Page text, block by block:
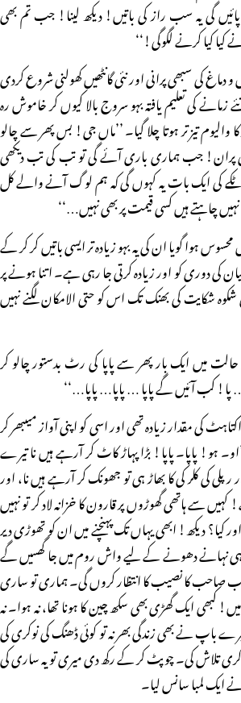
گی یہ سب راز کی باتیں! دیکھ لینا! جب تم بھی
کیا کیا کرنے لگوگی!‘‘
کی سبھی پرانی اور نئی گانٹھیں کھولنی شروع کردی
زمانے کی تعلیم یافتہ بہو سروج بالا کیوں کر خاموش رہ
والیوم تیز تر ہوتا چلا گیا۔ ’’ماں جی! بس پھر سے چالو
پران! جب ہماری باری آئے گی تو تب کی تب دیکھی
کی ایک بات یہ کہوں گی کہ ہم لوگ آنے والے کل
چاہتے ہیں کسی قیمت پر بھی نہیں…‘‘
ہوا گویا ان کی یہ بہو زیادہ تر ایسی باتیں کر کر کے
کی دوری کو اور زیادہ کرتی جا رہی ہے۔ اتنا ہونے پر
شکایت کی بھنک تک اس کو حتی الامکان لگنے نہیں
میں ایک بار پھر سے پاپا کی رٹ بدستور چالو کر
کب آئیں گے پاپا … پاپا… پاپا…‘‘
کی مقدار زیادہ تھی اور اسی کو اپنی آواز میںبھر کر
ہو! پاپا۔ پاپا! بڑا پہاڑ کاٹ کر آرہے ہیں نا تیرے
کی کلر کی کا بھاڑ ہی تو جھونک کر آرہے ہیں نا، اور
سے ہاتھی گھوڑوں پر قارون کا خزانہ لاد کر تو نہیں
دیکھ! ابھی یہاں تک پہنچنے میں ان کو تھوڑی دیر
نہانے دھونے کے لیے واش روم میں جا گھسیں گے
صاحب کا نصیب کا انتظار کروں گی۔ ہماری تو ساری
کبھی ایک گھڑی بھی سکھ چین کا ہونا تھا، نہ ہوا۔ نہ
تیرے باپ نے بھی زندگی بھر نہ تو کوئی ڈھنگ کی نوکری کی
تلاش کی۔ چوپٹ کر کے رکھ دی میری تو یہ ساری کی
ایک لمبا سانس لیا۔